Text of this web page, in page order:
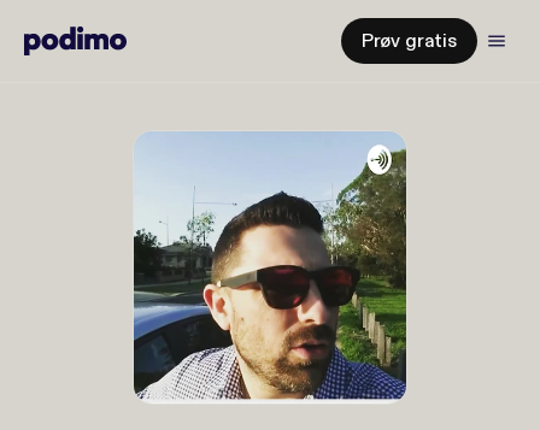
Prøv gratis